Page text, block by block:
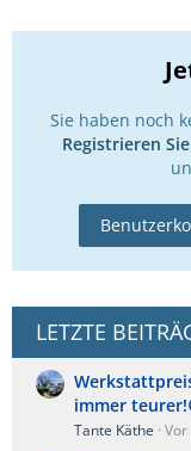
Sie haben noch
Registrieren
LETZTE
immer
Tante Käthe